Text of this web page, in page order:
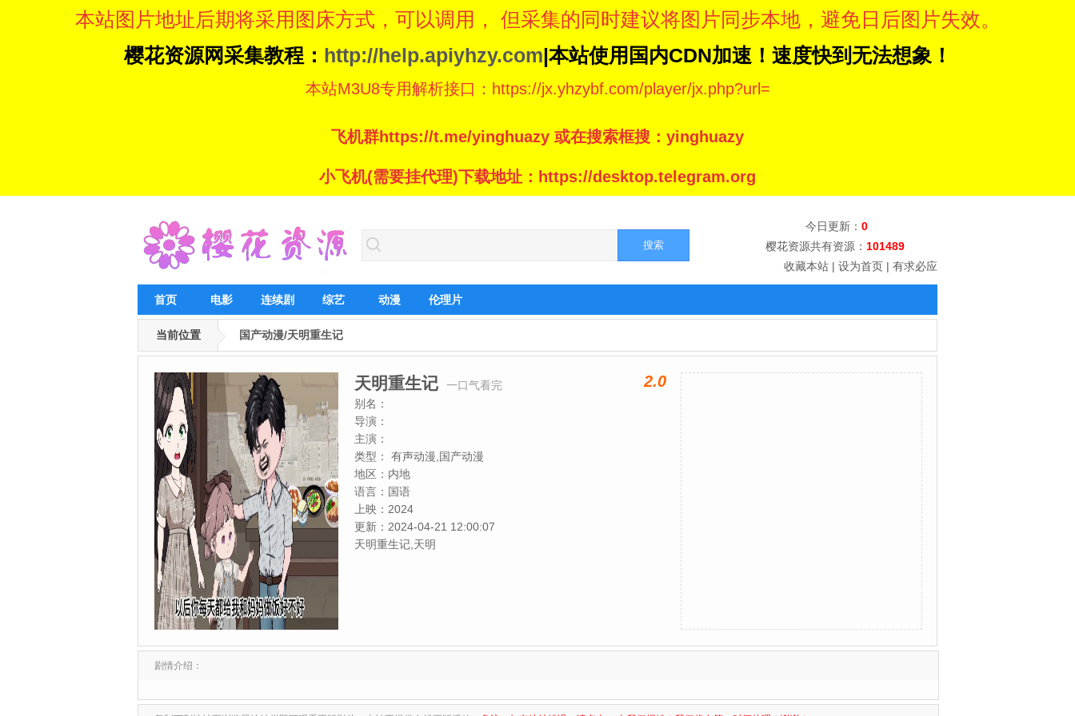
本站图片地址后期将采用图床方式，可以调用， 但采集的同时建议将图片同步本地，避免日后图片失效。
樱花资源网采集教程： http://help.apiyhzy.com|本站使用国内CDN加速！速度快到无法想象！
本站M3U8专用解析接口：https://jx.yhzybf.com/player/jx.php?url=
飞机群https://t.me/yinghuazy 或在搜索框搜：yinghuazy
小飞机(需要挂代理)下载地址：https://desktop.telegram.org
今日更新： 0
樱花资源共有资源： 101489
收藏本站 | 设为首页 | 有求必应
首页 电影 连续剧 综艺 动漫 伦理片
当前位置 国产动漫/天明重生记
天明重生记 一口气看完 2.0
别名：
导演：
主演：
类型：
有声动漫,国产动漫
地区： 内地
语言： 国语
上映： 2024
更新： 2024-04-21 12:00:07
天明重生记,天明
剧情介绍：